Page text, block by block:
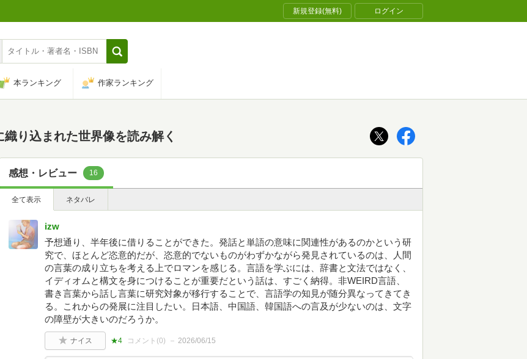
新規登録(無料) ログイン
本ランキング 作家ランキング
り込まれた世界像を読み解く
感想・レビュー 16
全て表示 ネタバレ
izw
予想通り、半年後に借りることができた。発話と単語の意味に関連性があるのかという研
究で、ほとんど恣意的だが、恣意的でないものがわずかながら発見されているのは、人間
の言葉の成り立ちを考える上でロマンを感じる。言語を学ぶには、辞書と文法ではなく、
イディオムと構文を身につけることが重要だという話は、すごく納得。非WEIRD言語、
書き言葉から話し言葉に研究対象が移行することで、言語学の知見が随分異なってきてき
る。これからの発展に注目したい。日本語、中国語、韓国語への言及が少ないのは、文字
の障壁が大きいのだろうか。
ナイス ★4 コメント(0) 2026/06/15